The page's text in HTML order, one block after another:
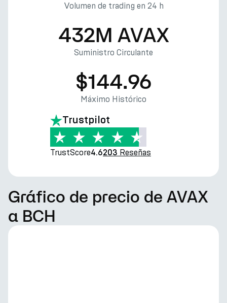
Volumen de trading en 24 h
432M AVAX
Suministro Circulante
$144.96
Máximo Histórico
Trustpilot
TrustScore4.6203 Reseñas
Gráfico de precio de AVAX
a BCH